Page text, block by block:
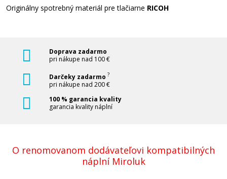
161,90 €
Pridať do košíka
Ricoh 828403 (828226) (Žltý)
Originálny toner
Originálny spotrebný materiál pre tlačiarne RICOH
Doprava zadarmo
pri nákupe nad 100 €
Darčeky zadarmo ?
pri nákupe nad 200 €
100 % garancia kvality
garancia kvality náplní
O renomovanom dodávateľovi kompatibilných
náplní Miroluk